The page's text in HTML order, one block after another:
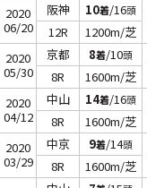
2020
06/20
阪神 10着/16頭
12R
1200m/芝
2020
05/30
京都 8着/10頭
8R
1600m/芝
2020
04/12
中山 14着/16頭
8R
1600m/芝
2020
03/29
中京 9着/14頭
8R
1600m/芝